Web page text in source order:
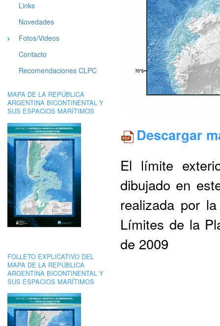
Links
Novedades
Fotos/Videos
Contacto
Recomendaciones CLPC
MAPA DE LA REPÚBLICA
ARGENTINA BICONTINENTAL Y
SUS ESPACIOS MARÍTIMOS
FOLLETO EXPLICATIVO DEL
MAPA DE LA REPÚBLICA
ARGENTINA BICONTINENTAL Y
SUS ESPACIOS MARÍTIMOS
Descargar
El límite
dibujado en
realizada por
Límites de la
de 2009